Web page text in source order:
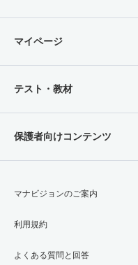
マイページ
テスト・教材
保護者向けコンテンツ
マナビジョンのご案内
利用規約
よくある質問と回答